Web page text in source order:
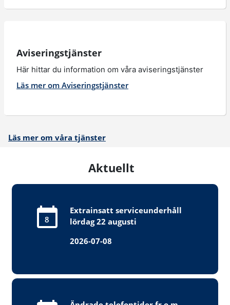
Aviseringstjänster
Här hittar du information om våra aviseringstjänster
Läs mer om Aviseringstjänster
Läs mer om våra tjänster
Aktuellt
8
Extrainsatt serviceunderhåll
lördag 22 augusti
2026-07-08